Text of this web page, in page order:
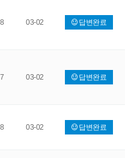
8 03-02 답변완료
7 03-02 답변완료
8 03-02 답변완료